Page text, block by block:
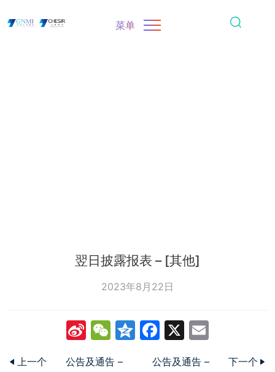
菜单
翌日披露报表 – [其他]
2023年8月22日
SinaWeChat
Qzone
Facebook
X
上一个
公告及通告 –
公告及通告 –
下一个